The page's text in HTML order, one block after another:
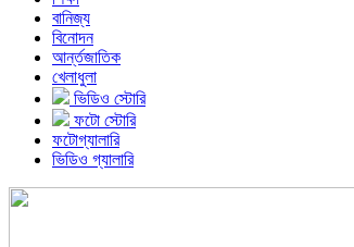
বানিজ্য
বিনোদন
আর্ন্তজাতিক
খেলাধুলা
ভিডিও স্টোরি
ফটো স্টোরি
ফটোগ্যালারি
ভিডিও গ্যালারি